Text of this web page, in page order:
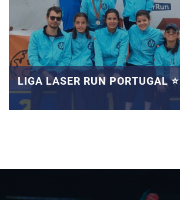
LIGA LASER RUN PORTUGAL ⭐